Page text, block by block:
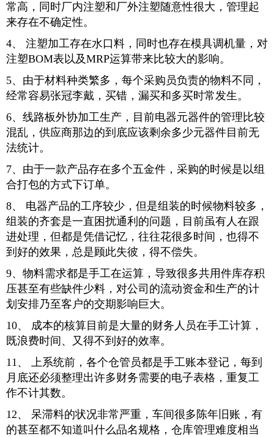
常高，同时厂内注塑和厂外注塑随意性很大，管理起
来存在不确定性。
4、 注塑加工存在水口料，同时也存在模具调机量，对
注塑BOM表以及MRP运算带来比较大的影响。
5、由于材料种类繁多，每个采购员负责的物料不同，
经常容易张冠李戴，买错，漏买和多买时常发生。
6、线路板外协加工生产，目前电器元器件的管理比较
混乱，供应商那边的到底应该剩余多少元器件目前无
法统计。
7、由于一款产品存在多个五金件，采购的时候是以组
合打包的方式下订单。
8、 电器产品的工序较少，但是组装的时候物料较多，
组装的齐套是一直困扰通利的问题，目前虽有人在跟
进处理，但都是凭借记忆，往往花很多时间，也得不
到好的效果，总是顾此失彼，得不偿失。
9、物料需求都是手工在运算，导致很多共用件库存积
压甚至有些缺件少料，对公司的流动资金和生产的计
划安排乃至客户的交期影响巨大。
10、 成本的核算目前是大量的财务人员在手工计算，
既浪费时间、又得不到好的效率。
11、 上系统前，各个仓管员都是手工账本登记，每到
月底还必须整理出许多财务需要的电子表格，重复工
作不计其数。
12、 呆滞料的状况非常严重，车间很多陈年旧账，有
的甚至都不知道叫什么品名规格，仓库管理难度相当